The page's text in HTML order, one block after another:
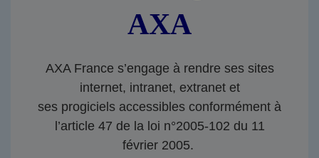
AXA
AXA France s’engage à rendre ses sites
internet, intranet, extranet et
ses progiciels accessibles conformément à
l’article 47 de la loi n°2005-102 du 11
février 2005.